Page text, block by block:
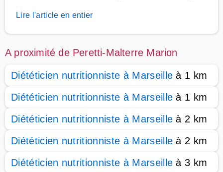
Lire l'article en entier
A proximité de Peretti-Malterre Marion
Diététicien nutritionniste à Marseille à 1 km
Diététicien nutritionniste à Marseille à 1 km
Diététicien nutritionniste à Marseille à 2 km
Diététicien nutritionniste à Marseille à 2 km
Diététicien nutritionniste à Marseille à 3 km